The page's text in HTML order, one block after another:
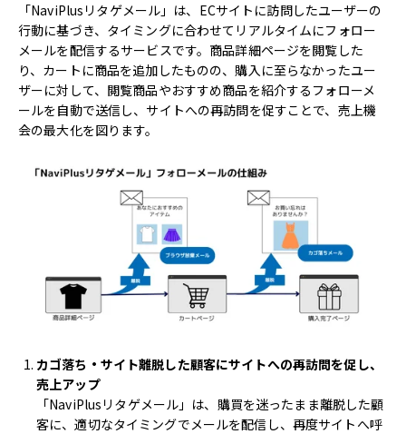
「NaviPlusリタゲメール」は、ECサイトに訪問したユーザーの
行動に基づき、タイミングに合わせてリアルタイムにフォロー
メールを配信するサービスです。商品詳細ページを閲覧した
り、カートに商品を追加したものの、購入に至らなかったユー
ザーに対して、閲覧商品やおすすめ商品を紹介するフォローメ
ールを自動で送信し、サイトへの再訪問を促すことで、売上機
会の最大化を図ります。
カゴ落ち・サイト離脱した顧客にサイトへの再訪問を促し、
売上アップ
「NaviPlusリタゲメール」は、購買を迷ったまま離脱した顧
客に、適切なタイミングでメールを配信し、再度サイトへ呼